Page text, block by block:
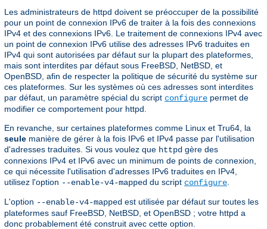
Les administrateurs de httpd doivent se préoccuper de la possibilité
pour un point de connexion IPv6 de traiter à la fois des connexions
IPv4 et des connexions IPv6. Le traitement de connexions IPv4 avec
un point de connexion IPv6 utilise des adresses IPv6 traduites en
IPv4 qui sont autorisées par défaut sur la plupart des plateformes,
mais sont interdites par défaut sous FreeBSD, NetBSD, et
OpenBSD, afin de respecter la politique de sécurité du système sur
ces plateformes. Sur les systèmes où ces adresses sont interdites
par défaut, un paramètre spécial du script configure permet de
modifier ce comportement pour httpd.
En revanche, sur certaines plateformes comme Linux et Tru64, la
seule manière de gérer à la fois IPv6 et IPv4 passe par l'utilisation
d'adresses traduites. Si vous voulez que httpd gère des
connexions IPv4 et IPv6 avec un minimum de points de connexion,
ce qui nécessite l'utilisation d'adresses IPv6 traduites en IPv4,
utilisez l'option --enable-v4-mapped du script configure
L'option --enable-v4-mapped est utilisée par défaut sur toutes les
plateformes sauf FreeBSD, NetBSD, et OpenBSD ; votre httpd a
donc probablement été construit avec cette option.